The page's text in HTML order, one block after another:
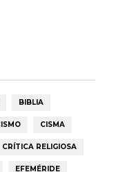
BIBLIA
CISMA
CRÍTICA RELIGIOSA
EFEMÉRIDE